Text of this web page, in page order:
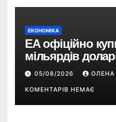
ЕКОНОМІКА
EA офіційно
мільярдів
EA Sports FC,
Sims
05/08/2026 ОЛЕНА
КОМЕНТАРІВ НЕМАЄ